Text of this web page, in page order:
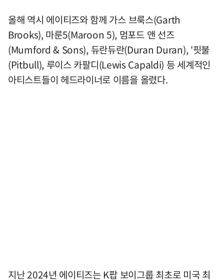
올해 역시 에이티즈와 함께 가스 브룩스(Garth
Brooks), 마룬5(Maroon 5), 멈포드 앤 선즈
(Mumford & Sons), 듀란듀란(Duran Duran), '핏불
(Pitbull), 루이스 카팔디(Lewis Capaldi) 등 세계적인
아티스트들이 헤드라이너로 이름을 올렸다.
지난 2024년 에이티즈는 K팝 보이그룹 최초로 미국 최